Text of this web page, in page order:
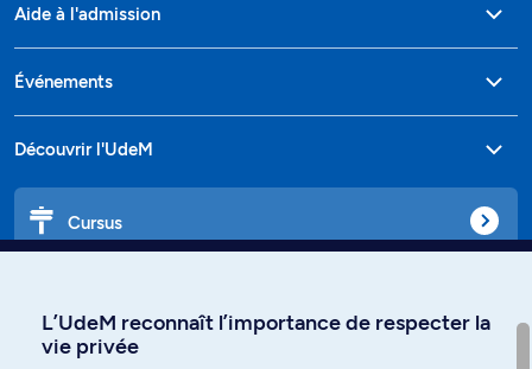
Aide à l'admission
Événements
Découvrir l'UdeM
Cursus
L’UdeM reconnaît l’importance de respecter la
vie privée